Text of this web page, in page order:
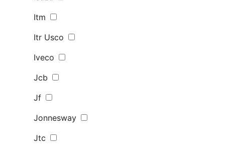
Itm
Itr Usco
Iveco
Jcb
Jf
Jonnesway
Jtc